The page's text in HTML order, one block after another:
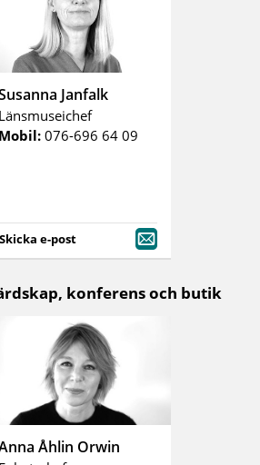
Janfalk
076-696 64 09
Skicka e-post
konferens och butik
Åhlin Orwin